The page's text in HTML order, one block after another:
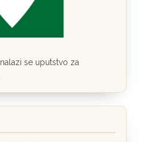
nalazi se uputstvo za